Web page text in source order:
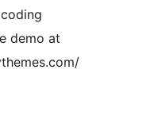
demo at